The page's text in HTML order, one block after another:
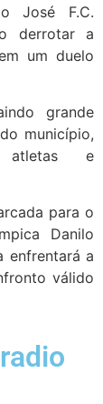
José F.C.
derrotar a
um duelo
grande
município,
atletas e
para o
Danilo
enfrentará a
válido